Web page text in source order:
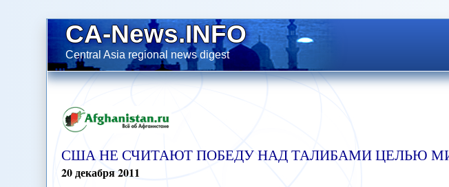
CA-News.INFO
Central Asia regional news digest
США НЕ СЧИТАЮТ ПОБЕДУ НАД ТАЛИБАМИ ЦЕЛЬЮ
20декабря2011